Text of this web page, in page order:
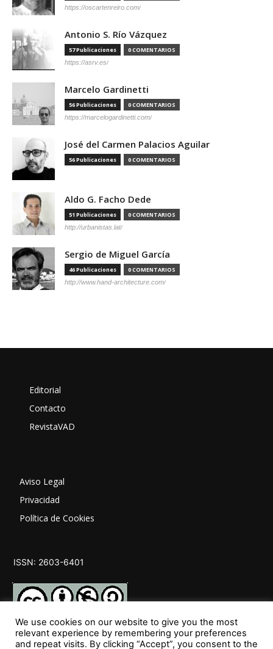
https://oscartenreiro.com/
Antonio S. Río Vázquez
57 Publicaciones 0 COMENTARIOS
https://asrv.es/
Marcelo Gardinetti
56 Publicaciones 0 COMENTARIOS
https://marcelogardinetti.com/
José del Carmen Palacios Aguilar
56 Publicaciones 0 COMENTARIOS
Aldo G. Facho Dede
51 Publicaciones 0 COMENTARIOS
http://urbanistas.lat/
Sergio de Miguel García
46 Publicaciones 0 COMENTARIOS
http://www.hand-architecture.com/
Editorial
Contacto
RevistaVAD
Aviso Legal
Privacidad
Política de Cookies
ISSN: 2603-6401
We use cookies on our website to give you the most
relevant experience by remembering your preferences
and repeat visits. By clicking “Accept”, you consent to the